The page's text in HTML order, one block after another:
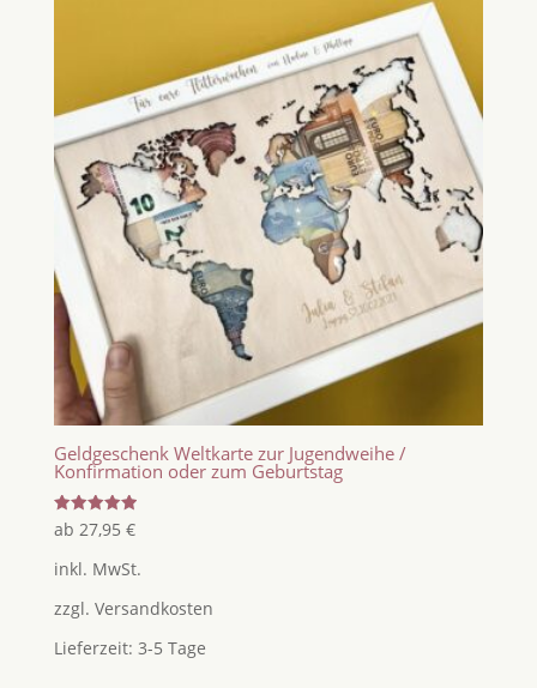
Geldgeschenk Weltkarte zur Jugendweihe /
Konfirmation oder zum Geburtstag
Bewertet
mit
von 5
ab 27,95 €
inkl. MwSt.
zzgl. Versandkosten
Lieferzeit: 3-5 Tage